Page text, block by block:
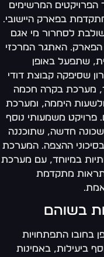
המרשימים
בפארק היישובי.
לסחרור מי אגם
האתגר המרכזי
שתפעל באופן
שסיפקה קבוצת דודי
מערכת בקרה חכמה
היממה, ומערכת
משמעותי נוסף
חדשה, שתוכננה
ההצפה. המערכת
במיוחד, עם מערכת
מתקדמת
בשוהם
התפתחויות
ביעילות, באמינות